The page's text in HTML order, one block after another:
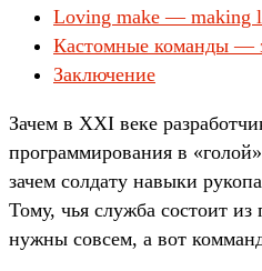
Loving make — making
Кастомные команды —
Заключение
Зачем в XXI веке
программирования в
зачем солдату навыки
Тому, чья служба состоит
нужны совсем, а вот